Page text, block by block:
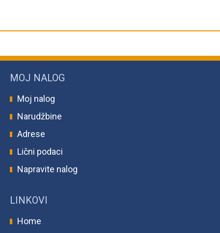
MOJ NALOG
Moj nalog
Narudžbine
Adrese
Lični podaci
Napravite nalog
LINKOVI
Home